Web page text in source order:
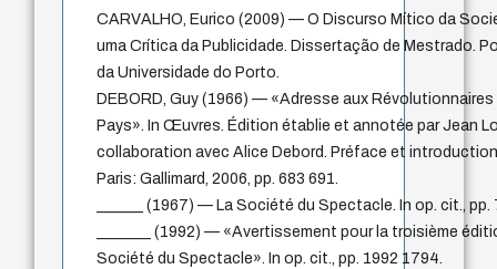
CARVALHO, Eurico (2009) — O Discurso Mítico da
uma Crítica da Publicidade. Dissertação de Mestrado.
da Universidade do Porto.
DEBORD, Guy (1966) — «Adresse aux
Pays». In Œuvres. Édition établie et annotée par Jean
collaboration avec Alice Debord. Préface et
Paris: Gallimard, 2006, pp. 683 691.
______ (1967) — La Société du Spectacle. In op. cit., pp.
_______ (1992) — «Avertissement pour la troisième
Société du Spectacle». In op. cit., pp. 1992 1794.